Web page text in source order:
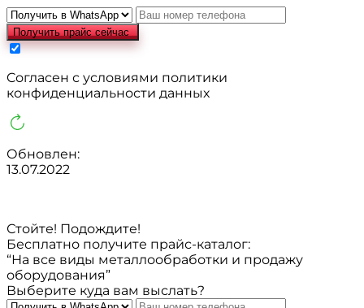
Получить прайс сейчас
Cогласен с условиями политики
конфиденциальности данных
Обновлен:
13.07.2022
Стойте! Подождите!
Бесплатно получите прайс-каталог:
“На все виды металлообработки и продажу
оборудования”
Выберите куда вам выслать?